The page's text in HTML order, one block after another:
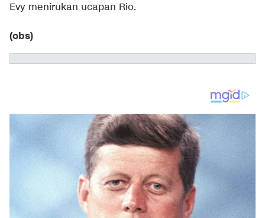
Evy menirukan ucapan Rio.
(obs)